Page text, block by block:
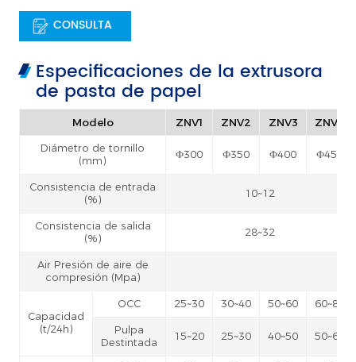
CONSULTA
Especificaciones de la extrusora
de pasta de papel
Modelo ZNV1 ZNV2 ZNV3 ZNV4
Diámetro de tornillo
(mm)
Ф300 Ф350 Ф400 Ф450
Consistencia de entrada
(%)
10~12
Consistencia de salida
(%)
28~32
Air Presión de aire de
compresión (Mpa)
Capacidad
(t/24h)
OCC 25~30 30~40 50~60 60~80
Pulpa
Destintada
15~20 25~30 40~50 50~60